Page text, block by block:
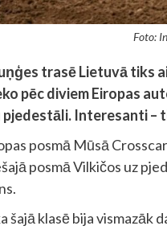
Foto:
trasē Lietuvā tiks
pēc diviem Eiropas
Interesanti –
posmā Mūsā
posmā Vilkičos uz
šajā klasē bija vismazāk